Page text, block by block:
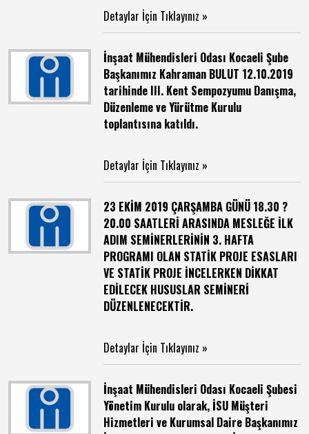
Detaylar İçin Tıklayınız »
İnşaat Mühendisleri Odası Kocaeli Şube
Başkanımız Kahraman BULUT 12.10.2019
tarihinde III. Kent Sempozyumu Danışma,
Düzenleme ve Yürütme Kurulu
toplantısına katıldı.
Detaylar İçin Tıklayınız »
23 EKİM 2019 ÇARŞAMBA GÜNÜ 18.30 ?
20.00 SAATLERİ ARASINDA MESLEĞE İLK
ADIM SEMİNERLERİNİN 3. HAFTA
PROGRAMI OLAN STATİK PROJE ESASLARI
VE STATİK PROJE İNCELERKEN DİKKAT
EDİLECEK HUSUSLAR SEMİNERİ
DÜZENLENECEKTİR.
Detaylar İçin Tıklayınız »
İnşaat Mühendisleri Odası Kocaeli Şubesi
Yönetim Kurulu olarak, İSU Müşteri
Hizmetleri ve Kurumsal Daire Başkanımız